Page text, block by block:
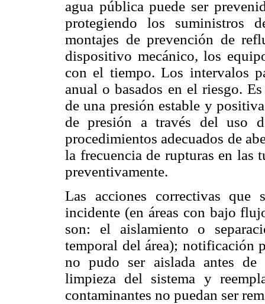
agua pública puede ser
protegiendo los suministros
montajes de prevención de
dispositivo mecánico, los
con el tiempo. Los intervalos
anual o basados en el riesgo.
de una presión estable y
de presión a través del uso
procedimientos adecuados de
la frecuencia de rupturas en las
preventivamente.
Las acciones correctivas que
incidente (en áreas con bajo
son: el aislamiento o
temporal del área); notificación
no pudo ser aislada antes
limpieza del sistema y
contaminantes no puedan ser